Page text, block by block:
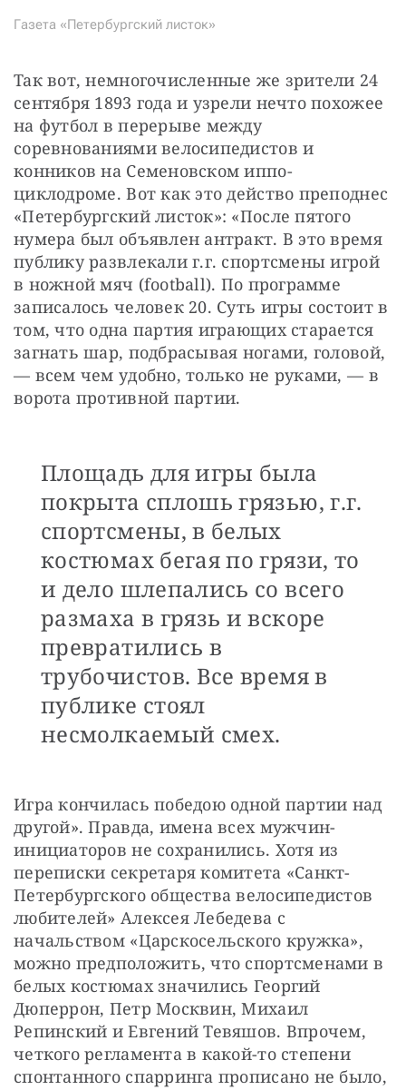
Газета «Петербургский листок»
Так вот, немногочисленные же зрители 24
сентября 1893 года и узрели нечто похожее
на футбол в перерыве между
соревнованиями велосипедистов и
конников на Семеновском иппо-
циклодроме. Вот как это действо преподнес
«Петербургский листок»: «После пятого
нумера был объявлен антракт. В это время
публику развлекали г.г. спортсмены игрой
в ножной мяч (football). По программе
записалось человек 20. Суть игры состоит в
том, что одна партия играющих старается
загнать шар, подбрасывая ногами, головой,
— всем чем удобно, только не руками, — в
ворота противной партии.
Площадь для игры была
покрыта сплошь грязью, г.г.
спортсмены, в белых
костюмах бегая по грязи, то
и дело шлепались со всего
размаха в грязь и вскоре
превратились в
трубочистов. Все время в
публике стоял
несмолкаемый смех.
Игра кончилась победою одной партии над
другой». Правда, имена всех мужчин-
инициаторов не сохранились. Хотя из
переписки секретаря комитета «Санкт-
Петербургского общества велосипедистов
любителей» Алексея Лебедева с
начальством «Царскосельского кружка»,
можно предположить, что спортсменами в
белых костюмах значились Георгий
Дюперрон, Петр Москвин, Михаил
Репинский и Евгений Тевяшов. Впрочем,
четкого регламента в какой-то степени
спонтанного спарринга прописано не было,